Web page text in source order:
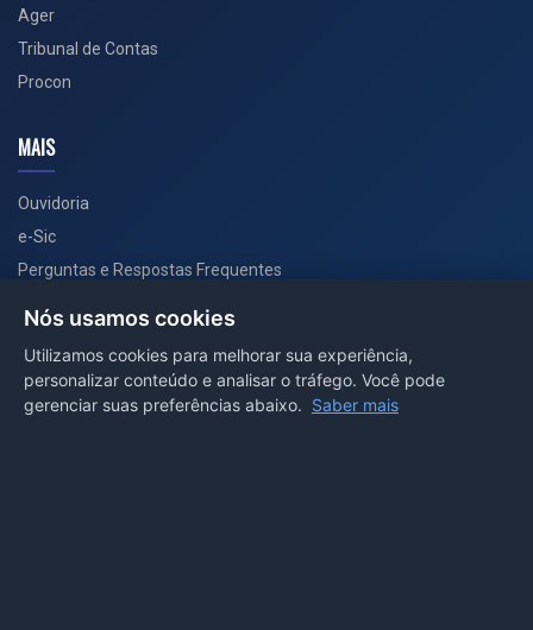
Ager
Tribunal de Contas
Procon
MAIS
Ouvidoria
e-Sic
Perguntas e Respostas Frequentes
PORTAL COVID-19
Nós usamos cookies
Utilizamos cookies para melhorar sua experiência,
personalizar conteúdo e analisar o tráfego. Você pode
gerenciar suas preferências abaixo. Saber mais